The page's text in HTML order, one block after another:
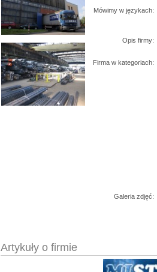
Mówimy w językach:
Opis firmy:
Firma w kategoriach:
Galeria zdjęć:
Artykuły o firmie